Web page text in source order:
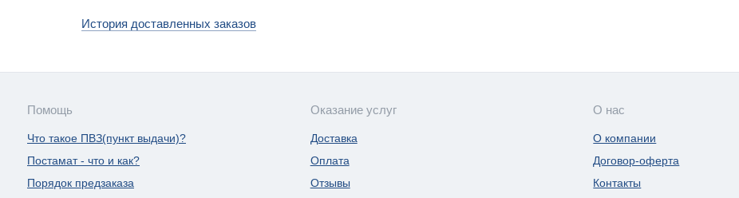
История доставленных заказов
Помощь
Что такое ПВЗ(пункт выдачи)?
Постамат - что и как?
Порядок предзаказа
Оказание услуг
Доставка
Оплата
Отзывы
О нас
О компании
Договор-оферта
Контакты